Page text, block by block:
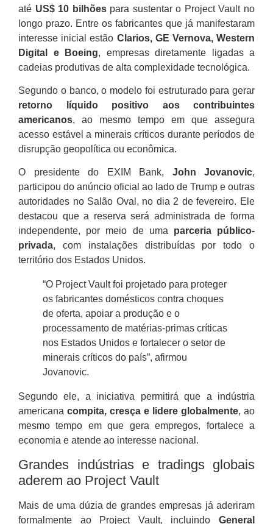
até US$ 10 bilhõespara sustentar o Project Vault no
longo prazo. Entre os fabricantes que já manifestaram
interesse inicial estão Clarios, GE Vernova, Western
Digital e Boeing, empresas diretamente ligadas a
cadeias produtivas de alta complexidade tecnológica.
Segundo o banco, o modelo foi estruturado para gerar
retorno líquido positivo aos contribuintes
americanos, ao mesmo tempo em que assegura
acesso estável a minerais críticos durante períodos de
disrupção geopolítica ou econômica.
O presidente do EXIM Bank, John Jovanovic,
participou do anúncio oficial ao lado de Trump e outras
autoridades no Salão Oval, no dia 2 de fevereiro. Ele
destacou que a reserva será administrada de forma
independente, por meio de uma parceria público-
privada, com instalações distribuídas por todo o
território dos Estados Unidos.
“O Project Vault foi projetado para proteger
os fabricantes domésticos contra choques
de oferta, apoiar a produção e o
processamento de matérias-primas críticas
nos Estados Unidos e fortalecer o setor de
minerais críticos do país”, afirmou
Jovanovic.
Segundo ele, a iniciativa permitirá que a indústria
americana compita, cresça e lidere globalmente, ao
mesmo tempo em que gera empregos, fortalece a
economia e atende ao interesse nacional.
Grandes indústrias e tradings globais
aderem ao Project Vault
Mais de uma dúzia de grandes empresas já aderiram
formalmente ao Project Vault, incluindo General